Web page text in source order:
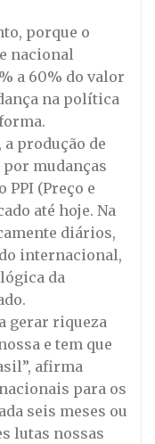
porque o
nacional
a 60% do valor
na política
produção de
mudanças
PPI (Preço e
até hoje. Na
diários,
internacional,
da
gerar riqueza
e tem que
afirma
para os
seis meses ou
lutas nossas